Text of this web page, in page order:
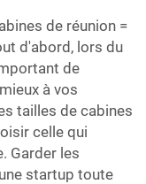
de réunion =
d'abord, lors du
de
à vos
tailles de cabines
celle qui
Garder les
startup toute